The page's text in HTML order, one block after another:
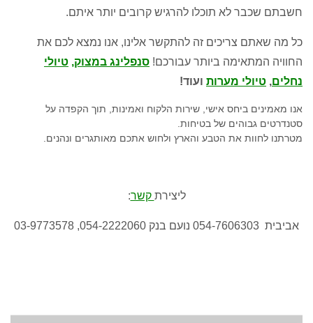
חשבתם שכבר לא תוכלו להרגיש קרובים יותר איתם.
כל מה שאתם צריכים זה להתקשר אלינו, אנו נמצא לכם את
החוויה המתאימה ביותר עבורכם! סנפלינג במצוק, טיולי
נחלים, טיולי מערות ועוד!
אנו מאמינים ביחס אישי, שירות הלקוח ואמינות, תוך הקפדה על
סטנדרטים גבוהים של בטיחות.
מטרתנו לחוות את הטבע והארץ ולחוש אתכם מאותגרים ונהנים.
ליצירת קשר:
אביבית 054-7606303 נועם בנק 054-2222060, 03-9773578